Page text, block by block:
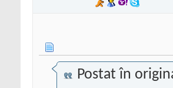
Postat în